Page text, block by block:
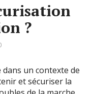
?
un contexte de
et sécuriser la